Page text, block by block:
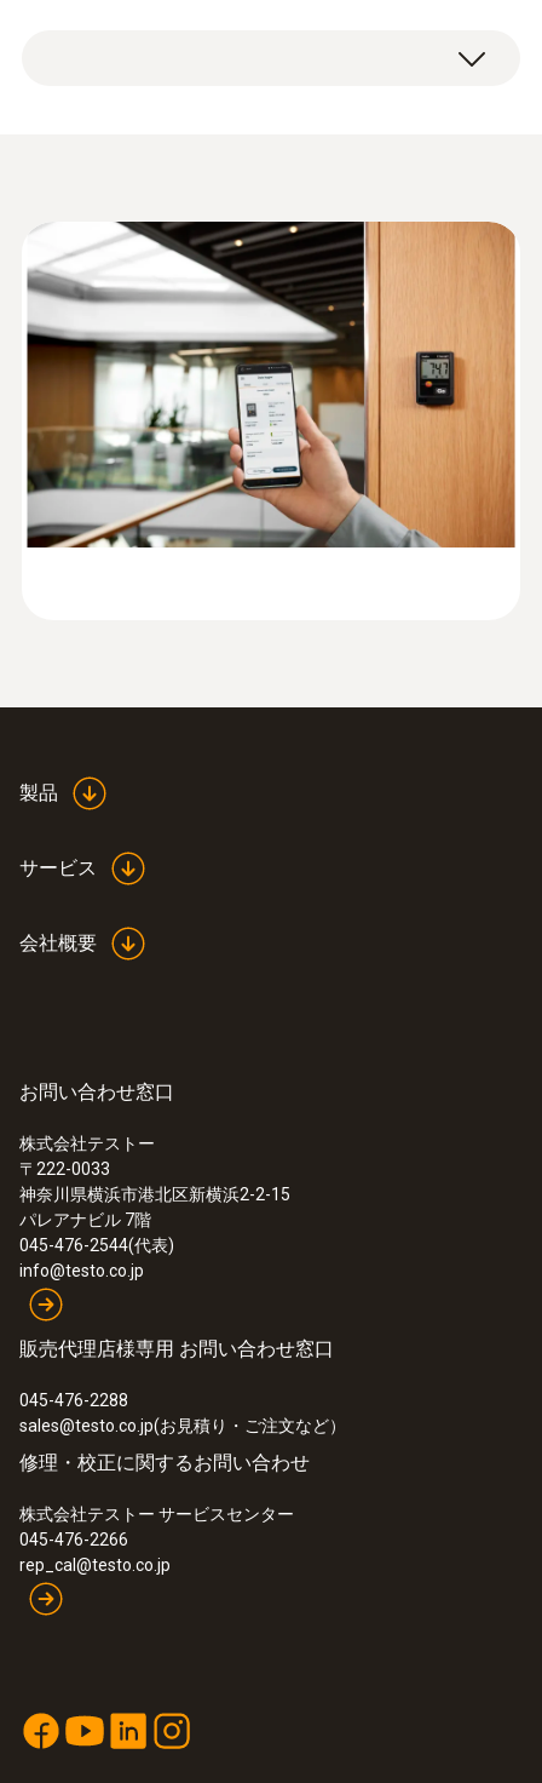
み出しが可能です。読み込んだデータは、ア
プリ上でPDFレポートおよびCSV形式でエク
スポートできます。これにより、デジタル文
書化への対応が容易になります。また、電池
切れの場合でも、それまで測定したデータを
自動的に保存するため、高い信頼性を提供し
分解能
一般テクニカルデータ
質量
-30 ～ 70 °C
ハウジング
プラスチック
チャネル
1 内蔵
製品の色
黒
EN 12830
1分～24時間
バッテリ寿命
バッテリの種類
testo 174 T BT (黒) ×1、壁掛けホルダー×1、
(黒)
(445.0 KB)
EU 適合宣言書 testo 174
T BT
(53.7 KB
取扱説明書 testo 174 T
BT / testo 174 H BT (黒)
製品
サービス
会社概要
お問い合わせ窓口
株式会社テストー
〒222-0033
神奈川県横浜市港北区新横浜2-2-15
パレアナビル 7階
045-476-2544(代表)
info@testo.co.jp
販売代理店様専用 お問い合わせ窓口
045-476-2288
sales@testo.co.jp(お見積り・ご注文など）
修理・校正に関するお問い合わせ
株式会社テストー サービスセンター
045-476-2266
rep_cal@testo.co.jp